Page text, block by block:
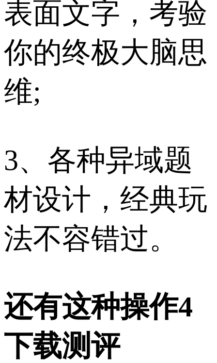
表面文字，考验
你的终极大脑思
维;
3、各种异域题
材设计，经典玩
法不容错过。
还有这种操作4
下载测评